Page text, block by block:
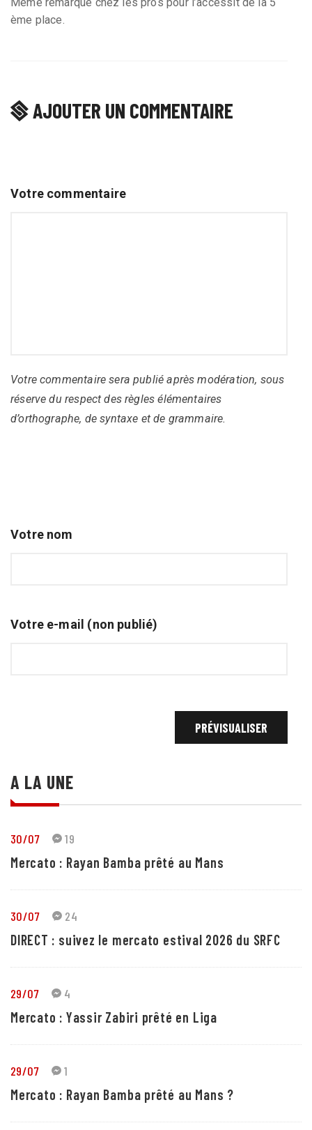
ème place.
AJOUTER UN COMMENTAIRE
Votre commentaire
Votre commentaire sera publié après modération, sous
réserve du respect des règles élémentaires
d’orthographe, de syntaxe et de grammaire.
Votre nom
Votre e-mail (non publié)
A LA UNE
30/07 19
Mercato : Rayan Bamba prêté au Mans
30/07 24
DIRECT : suivez le mercato estival 2026 du SRFC
29/07 4
Mercato : Yassir Zabiri prêté en Liga
29/07 1
Mercato : Rayan Bamba prêté au Mans ?